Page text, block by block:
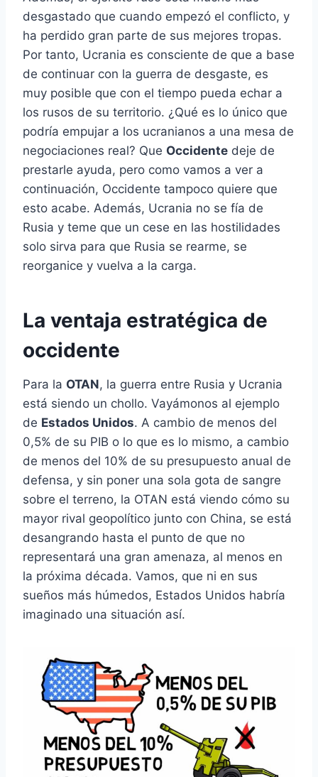
desgastado que cuando empezó el conflicto, y
ha perdido gran parte de sus mejores tropas.
Por tanto, Ucrania es consciente de que a base
de continuar con la guerra de desgaste, es
muy posible que con el tiempo pueda echar a
los rusos de su territorio. ¿Qué es lo único que
podría empujar a los ucranianos a una mesa de
negociaciones real? Que Occidente deje de
prestarle ayuda, pero como vamos a ver a
continuación, Occidente tampoco quiere que
esto acabe. Además, Ucrania no se fía de
Rusia y teme que un cese en las hostilidades
solo sirva para que Rusia se rearme, se
reorganice y vuelva a la carga.
La ventaja estratégica de
occidente
Para la OTAN, la guerra entre Rusia y Ucrania
está siendo un chollo. Vayámonos al ejemplo
de Estados Unidos. A cambio de menos del
0,5% de su PIB o lo que es lo mismo, a cambio
de menos del 10% de su presupuesto anual de
defensa, y sin poner una sola gota de sangre
sobre el terreno, la OTAN está viendo cómo su
mayor rival geopolítico junto con China, se está
desangrando hasta el punto de que no
representará una gran amenaza, al menos en
la próxima década. Vamos, que ni en sus
sueños más húmedos, Estados Unidos habría
imaginado una situación así.